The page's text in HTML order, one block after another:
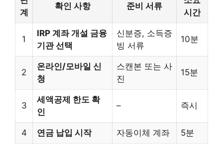
계
확인 사항 준비 서류
시간
1
IRP 계좌 개설 금융
기관 선택
신분증, 소득증
빙 서류
10분
2
온라인/모바일 신
청
스캔본 또는 사
진
15분
3
세액공제 한도 확
인
– 즉시
4 연금 납입 시작 자동이체 계좌 5분